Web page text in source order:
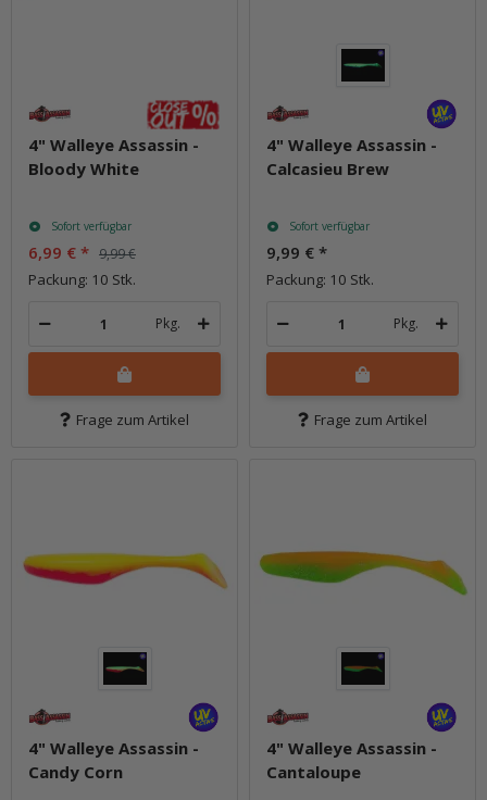
4" Walleye Assassin -
Bloody White
Sofort verfügbar
6,99 € * 9,99 €
Packung: 10 Stk.
Pkg.
Frage zum Artikel
4" Walleye Assassin -
Calcasieu Brew
Sofort verfügbar
9,99 € *
Packung: 10 Stk.
Pkg.
Frage zum Artikel
4" Walleye Assassin -
Candy Corn
4" Walleye Assassin -
Cantaloupe